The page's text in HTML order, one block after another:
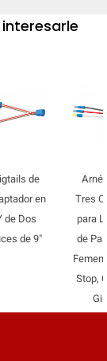
de
en
de Dos
de 9"
Tres
para
de
Stop,